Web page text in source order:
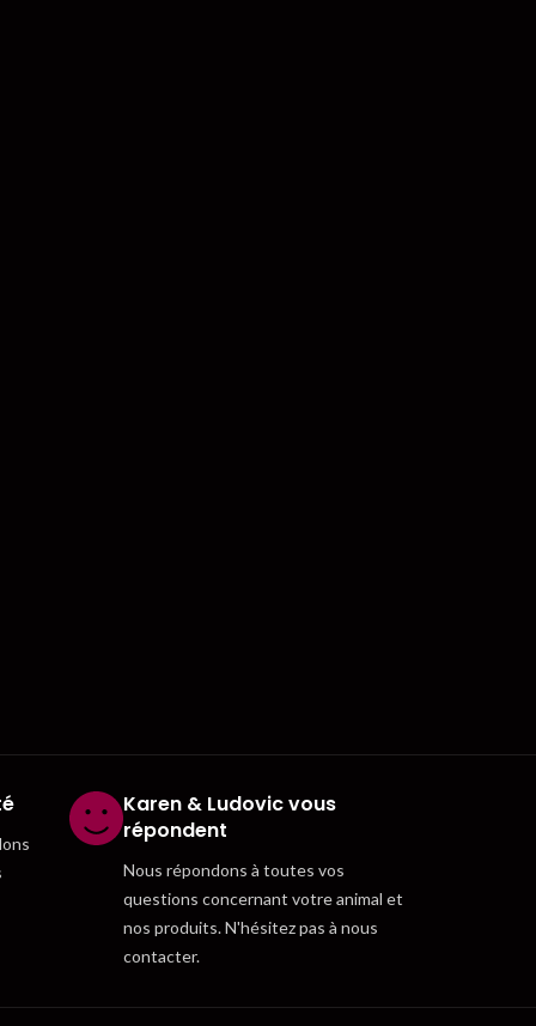
Karen & Ludovic vous
répondent
Nous répondons à toutes vos
questions concernant votre animal et
nos produits. N'hésitez pas à nous
contacter.